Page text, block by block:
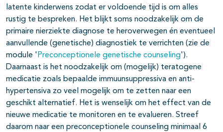
latente kinderwens zodat er voldoende tijd is om alles
rustig te bespreken. Het blijkt soms noodzakelijk om de
primaire nierziekte diagnose te heroverwegen én eventueel
aanvullende (genetische) diagnostiek te verrichten (zie de
module ' Preconceptionele genetische counseling').
Daarnaast is het noodzakelijk om (mogelijk) teratogene
medicatie zoals bepaalde immuunsuppressiva en anti-
hypertensiva zo veel mogelijk om te zetten naar een
geschikt alternatief. Het is wenselijk om het effect van de
nieuwe medicatie te monitoren en te evalueren. Streef
daarom naar een preconceptionele counseling minimaal 6